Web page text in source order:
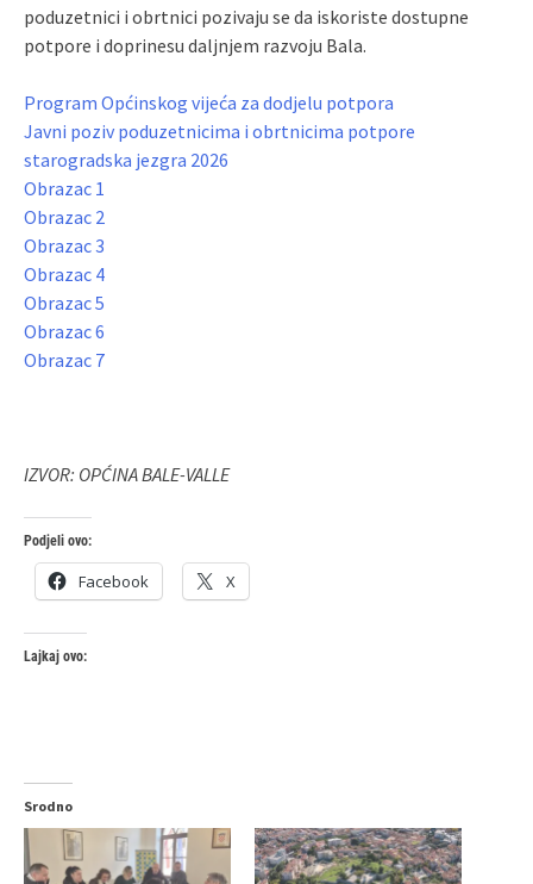
poduzetnici i obrtnici pozivaju se da iskoriste dostupne
potpore i doprinesu daljnjem razvoju Bala.
Program Općinskog vijeća za dodjelu potpora
Javni poziv poduzetnicima i obrtnicima potpore
starogradska jezgra 2026
Obrazac 1
Obrazac 2
Obrazac 3
Obrazac 4
Obrazac 5
Obrazac 6
Obrazac 7
IZVOR: OPĆINA BALE-VALLE
Podjeli ovo:
Facebook X
Lajkaj ovo:
Srodno